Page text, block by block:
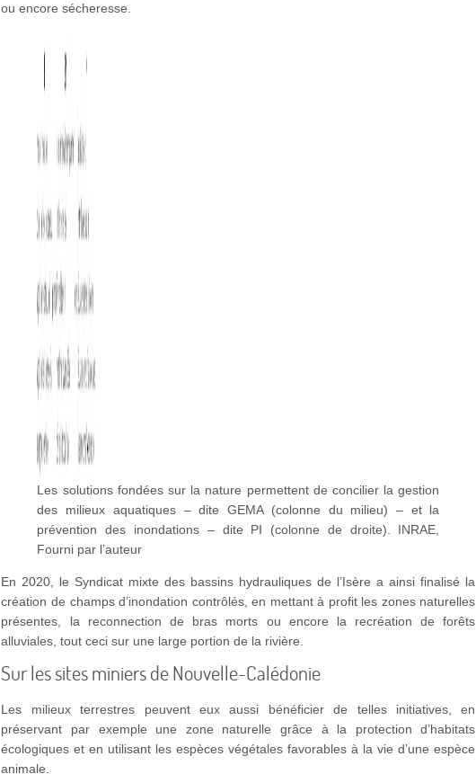
ou encore sécheresse.
Les solutions fondées sur la nature permettent de concilier la gestion
des milieux aquatiques – dite GEMA (colonne du milieu) – et la
prévention des inondations – dite PI (colonne de droite).
INRAE,
Fourni par l’auteur
En 2020, le Syndicat mixte des bassins hydrauliques de l’Isère a ainsi finalisé la
création de champs d’inondation contrôlés, en mettant à profit les zones naturelles
présentes, la reconnection de bras morts ou encore la recréation de forêts
alluviales, tout ceci sur une large portion de la rivière.
Sur les sites miniers de Nouvelle-Calédonie
Les milieux terrestres peuvent eux aussi bénéficier de telles initiatives, en
préservant par exemple une zone naturelle grâce à la protection d’habitats
écologiques et en utilisant les espèces végétales favorables à la vie d’une espèce
animale.